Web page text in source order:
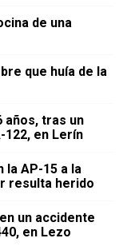
de una
que huía de la
años, tras un
122, en Lerín
la AP-15 a la
resulta herido
un accidente
en Lezo